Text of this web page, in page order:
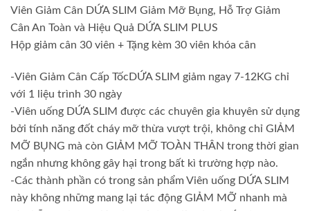
Viên Giảm Cân DỨA SLIM Giảm Mỡ Bụng, Hỗ Trợ Giảm
Cân An Toàn và Hiệu Quả DỨA SLIM PLUS
Hộp giảm cân 30 viên + Tặng kèm 30 viên khóa cân
-Viên Giảm Cân Cấp TốcDỨA SLIM giảm ngay 7-12KG chỉ
với 1 liệu trình 30 ngày
-Viên uống DỨA SLIM được các chuyên gia khuyên sử dụng
bởi tính năng đốt cháy mỡ thừa vượt trội, không chỉ GIẢM
MỠ BỤNG mà còn GIẢM MỠ TOÀN THÂN trong thời gian
ngắn nhưng không gây hại trong bất kì trường hợp nào.
-Các thành phần có trong sản phẩm Viên uống DỨA SLIM
này không những mang lại tác động GIẢM MỠ nhanh mà